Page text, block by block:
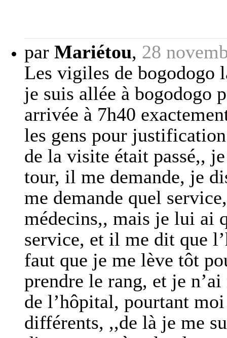
par Mariétou, 28
Les vigiles de bogodogo
je suis allée à bogodogo
arrivée à 7h40
les gens pour
de la visite était passé,,
tour, il me demande, je
me demande quel
médecins,, mais je lui ai
service, et il me dit que
faut que je me lève tôt
prendre le rang, et je n’ai
de l’hôpital, pourtant
différents, ,,de là je me